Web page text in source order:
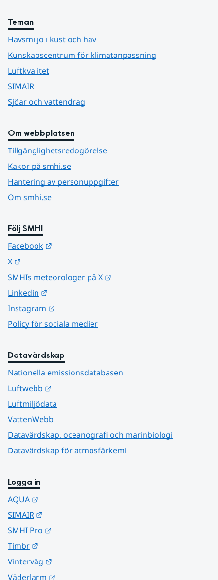
Teman
Havsmiljö i kust och hav
Kunskapscentrum för klimatanpassning
Luftkvalitet
SIMAIR
Sjöar och vattendrag
Om webbplatsen
Tillgänglighetsredogörelse
Kakor på smhi.se
Hantering av personuppgifter
Om smhi.se
Följ SMHI
Facebook
X
SMHIs meteorologer på X
Linkedin
Instagram
Policy för sociala medier
Datavärdskap
Nationella emissionsdatabasen
Luftwebb
Luftmiljödata
VattenWebb
Datavärdskap, oceanografi och marinbiologi
Datavärdskap för atmosfärkemi
Logga in
AQUA
SIMAIR
SMHI Pro
Timbr
Vinterväg
Väderlarm